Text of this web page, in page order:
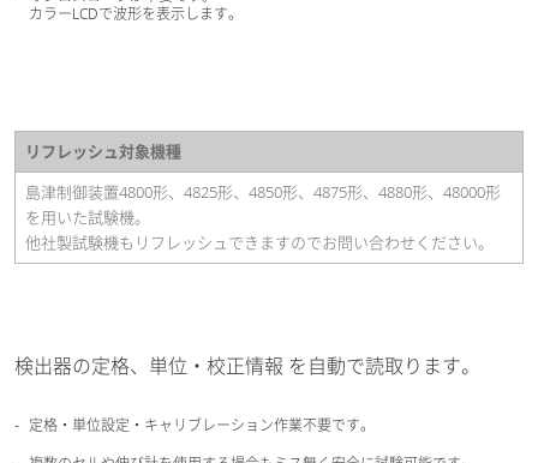
カラーLCDで波形を表示します。
リフレッシュ対象機種
島津制御装置4800形、4825形、4850形、4875形、4880形、48000形
を用いた試験機。
他社製試験機もリフレッシュできますのでお問い合わせください。
検出器の定格、単位・校正情報 を自動で読取ります。
定格・単位設定・キャリブレーション作業不要です。